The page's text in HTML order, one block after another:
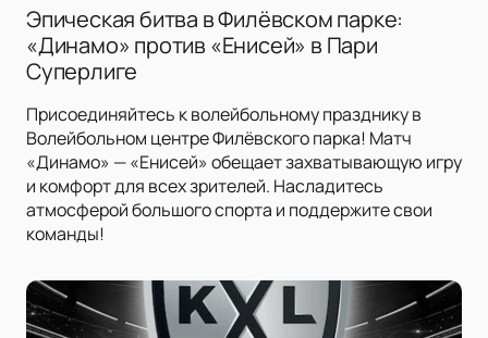
Эпическая битва в Филёвском парке:
«Динамо» против «Енисей» в Пари
Суперлиге
Присоединяйтесь к волейбольному празднику в
Волейбольном центре Филёвского парка! Матч
«Динамо» — «Енисей» обещает захватывающую игру
и комфорт для всех зрителей. Насладитесь
атмосферой большого спорта и поддержите свои
команды!